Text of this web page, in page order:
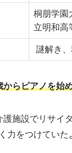
桐朋学園
立明和高
謎解き
からピアノを始
護施設でリサイ
力をつけていた